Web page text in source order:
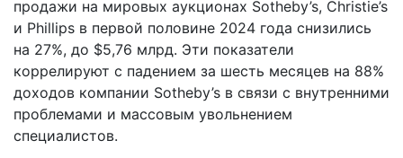
продажи на мировых аукционах Sotheby’s, Christie’s
и Phillips в первой половине 2024 года снизились
на 27%, до $5,76 млрд. Эти показатели
коррелируют с падением за шесть месяцев на 88%
доходов компании Sotheby’s в связи с внутренними
проблемами и массовым увольнением
специалистов.